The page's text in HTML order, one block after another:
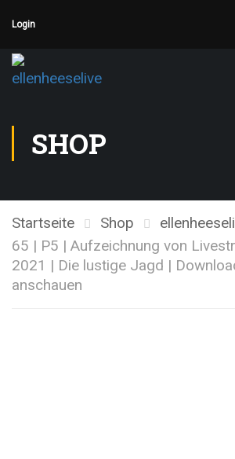
Login
SHOP
Startseite Shop
65 | P5 | Aufzeichnung von
2021 | Die lustige Jagd |
anschauen